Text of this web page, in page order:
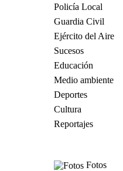
Policía Local
Guardia Civil
Ejército del Aire
Sucesos
Educación
Medio ambiente
Deportes
Cultura
Reportajes
Fotos